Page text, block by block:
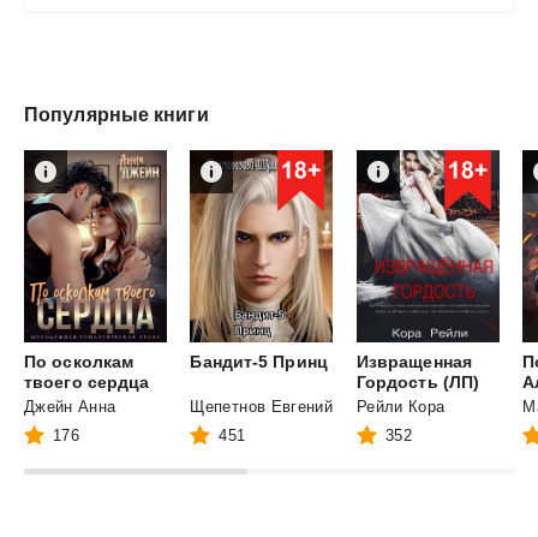
Популярные книги
По осколкам
твоего сердца
Джейн Анна
176
Бандит-5 Принц
Щепетнов Евгений
451
Извращенная
Гордость (ЛП)
Рейли Кора
352